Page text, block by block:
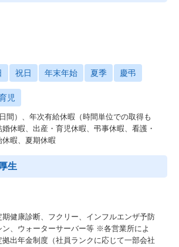
祝日 年末年始 夏季 慶弔
児
間）、年次有給休暇（時間単位での取得も
休暇、出産・育児休暇、弔事休暇、看護・
暇、夏期休暇
生
健康診断、フクリー、インフルエンザ予防
ン、ウォーターサーバー等 ※各営業所によ
出年金制度（社員ランクに応じて一部会社